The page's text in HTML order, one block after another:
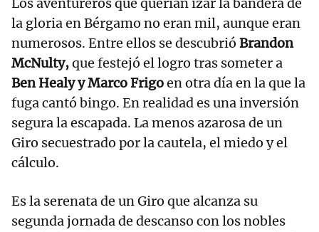
Los aventureros que querían izar la bandera de
la gloria en Bérgamo no eran mil, aunque eran
numerosos. Entre ellos se descubrió Brandon
McNulty,que festejó el logro tras someter a
Ben Healy y Marco Frigoen otra día en la que la
fuga cantó bingo. En realidad es una inversión
segura la escapada. La menos azarosa de un
Giro secuestrado por la cautela, el miedo y el
cálculo.
Es la serenata de un Giro que alcanza su
segunda jornada de descanso con los nobles